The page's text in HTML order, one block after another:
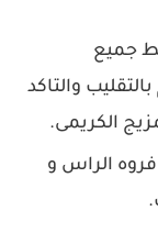
جميع
والتاكد
الكريمى.
الراس و